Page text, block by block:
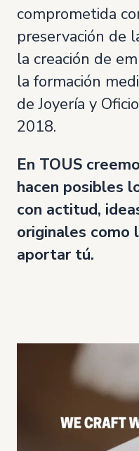
comprometida
preservación de
la creación de
la formación
de Joyería y
2018.
En TOUS
hacen posibles
con actitud,
originales como
aportar tú.